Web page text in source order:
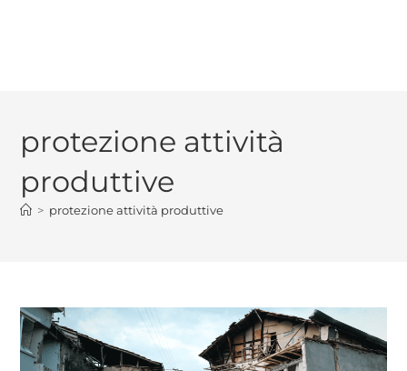
protezione attività
produttive
> protezione attività produttive